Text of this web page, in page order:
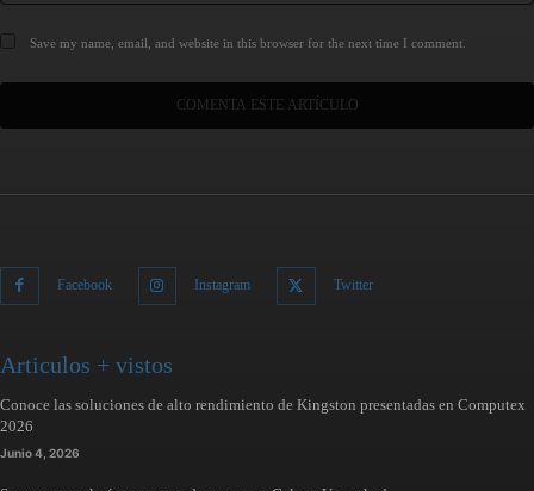
Save my name, email, and website in this browser for the next time I comment.
Facebook Instagram Twitter
Articulos + vistos
Conoce las soluciones de alto rendimiento de Kingston presentadas en Computex
2026
Junio 4, 2026